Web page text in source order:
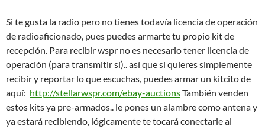
Si te gusta la radio pero no tienes todavía licencia de operación
de radioaficionado, pues puedes armarte tu propio kit de
recepción. Para recibir wspr no es necesario tener licencia de
operación (para transmitir sí).. así que si quieres simplemente
recibir y reportar lo que escuchas, puedes armar un kitcito de
aquí: http://stellarwspr.com/ebay-auctionsTambién venden
estos kits ya pre-armados.. le pones un alambre como antena y
ya estará recibiendo, lógicamente te tocará conectarle al